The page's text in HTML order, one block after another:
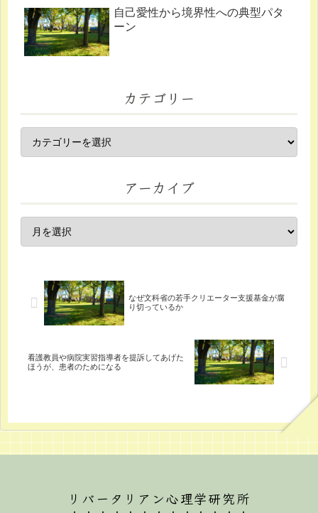
自己愛性から境界性への典型パタ
ーン
カテゴリー
アーカイブ
なぜ文科省の若手クリエーター支援基金が腐
り切っているか
看護教員や病院実習指導者を提訴してあげた
ほうが、患者のためになる
リバータリアン心理学研究所